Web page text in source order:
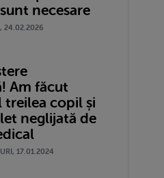
necesare
24.02.2026
Am făcut
treilea copil și
neglijată de
17.01.2024